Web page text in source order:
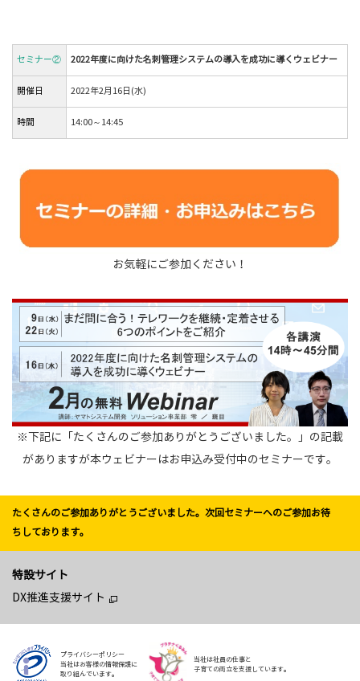
セミナー② 2022年度に向けた名刺管理システムの導入を成功に導くウェビナー
開催日 2022年2月16日(水)
時間 14:00～14:45
お気軽にご参加ください！
※下記に「たくさんのご参加ありがとうございました。」の記載
がありますが本ウェビナーはお申込み受付中のセミナーです。
たくさんのご参加ありがとうございました。 次回セミナーへのご参加お待
ちしております。
特設サイト
DX推進支援サイト
プライバシーポリシー
当社はお客様の情報保護に
取り組んでいます。
当社は社員の仕事と
子育ての両立を支援しています。